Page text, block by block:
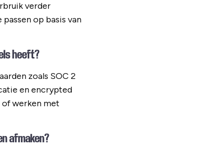
verder
op basis van
heeft?
zoals SOC 2
en encrypted
werken met
afmaken?